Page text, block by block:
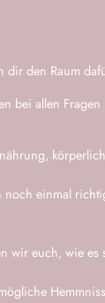
dir den Raum
bei allen Fragen
noch einmal
wir euch, wie es